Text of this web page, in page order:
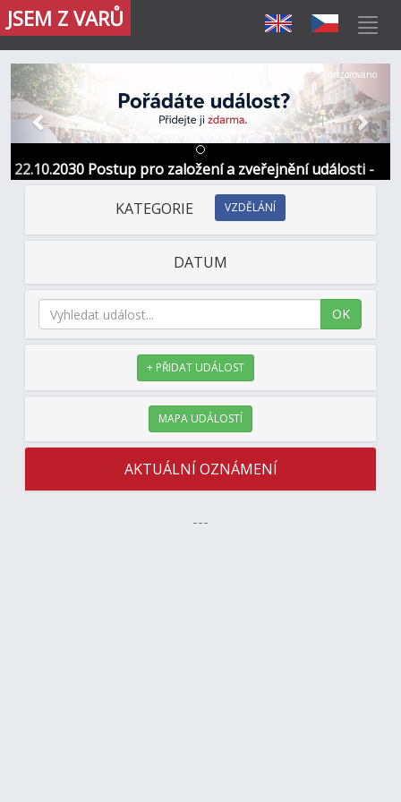
JSEM Z VARŮ
22.10.2030 Postup pro založení a zveřejnění události -
Informace / kontakt
Předchozí Další
Sponzorováno
KATEGORIE VZDĚLÁNÍ
DATUM
OK
+ PŘIDAT UDÁLOST
MAPA UDÁLOSTÍ
AKTUÁLNÍ OZNÁMENÍ
---